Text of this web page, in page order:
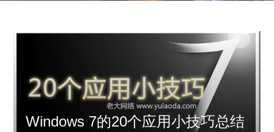
Windows 7的20个应用小技巧总结